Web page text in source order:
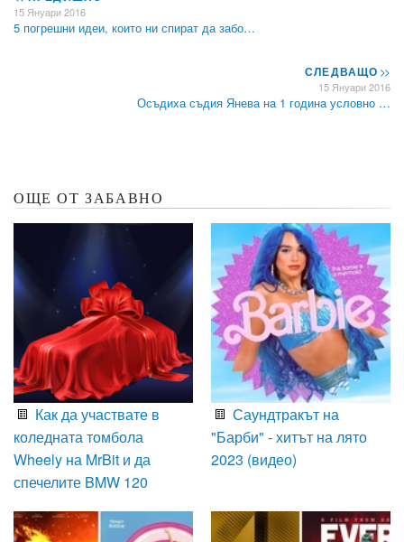
15 Януари 2016
5 погрешни идеи, които ни спират да забо…
СЛЕДВАЩО>>
15 Януари 2016
Осъдиха съдия Янева на 1 година условно …
ОЩЕ ОТ ЗАБАВНО
Как да участвате в
коледната томбола
Wheely на MrBit и да
спечелите BMW 120
Саундтракът на
"Барби" - хитът на лято
2023 (видео)